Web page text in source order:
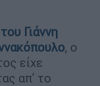
Γιάννη
, ο
είχε
απ' το